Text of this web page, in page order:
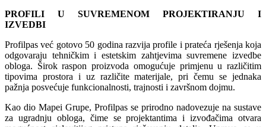
PROFILI U SUVREMENOM PROJEKTIRANJU I
IZVEDBI
Profilpas već gotovo 50 godina razvija profile i prateća rješenja koja
odgovaraju tehničkim i estetskim zahtjevima suvremene izvedbe
obloga. Širok raspon proizvoda omogućuje primjenu u različitim
tipovima prostora i uz različite materijale, pri čemu se jednaka
pažnja posvećuje funkcionalnosti, trajnosti i završnom dojmu.
Kao dio Mapei Grupe, Profilpas se prirodno nadovezuje na sustave
za ugradnju obloga, čime se projektantima i izvođačima otvara